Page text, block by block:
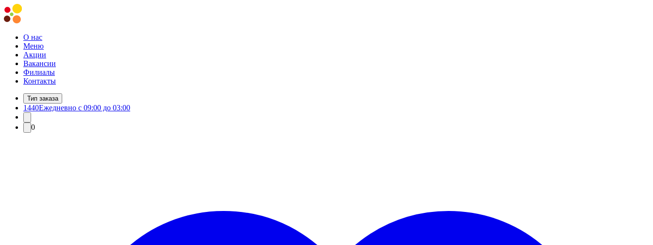
О нас
Меню
Акции
Вакансии
Филиалы
Контакты
Тип заказа
1440Ежедневно с 09:00 до 03:00
0